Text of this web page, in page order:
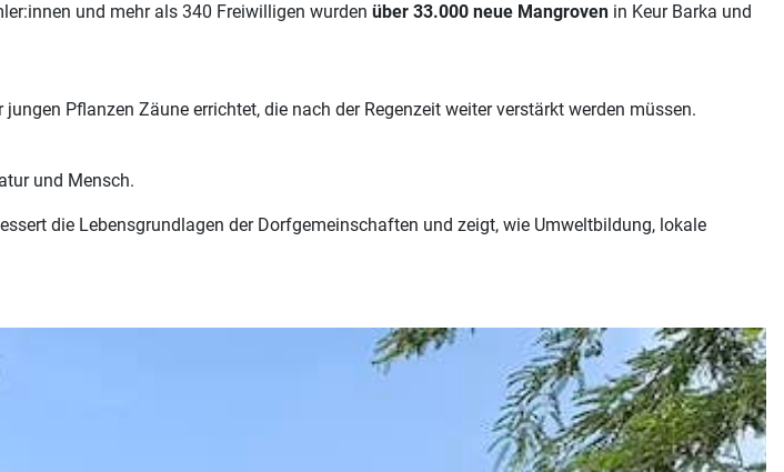
und mehr als 340 Freiwilligen wurden über 33.000 neue Mangroven in Keur Barka und
Pflanzen Zäune errichtet, die nach der Regenzeit weiter verstärkt werden müssen.
und Mensch.
die Lebensgrundlagen der Dorfgemeinschaften und zeigt, wie Umweltbildung, lokale